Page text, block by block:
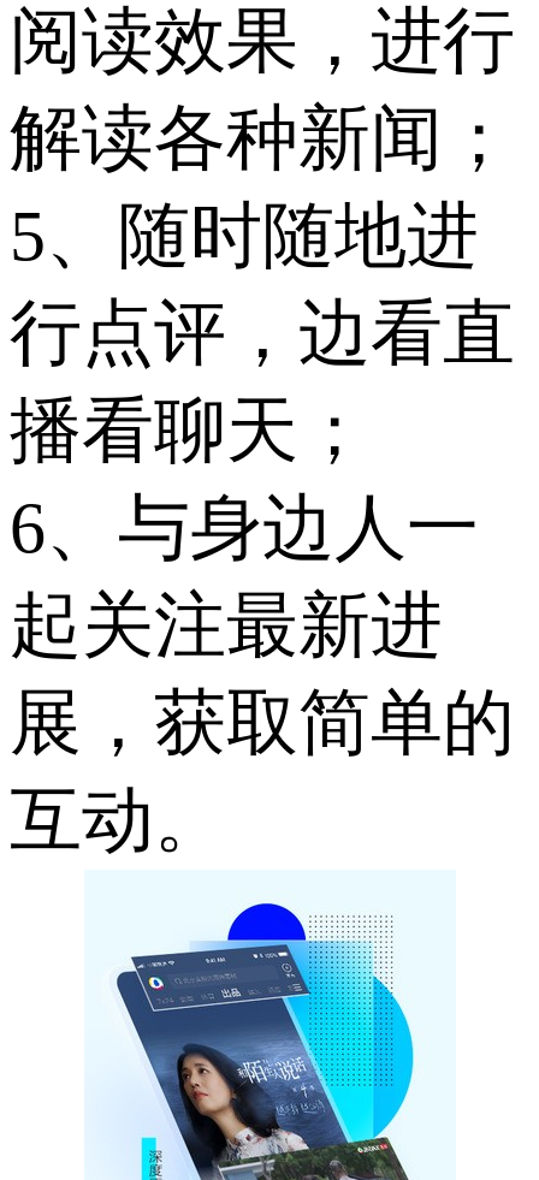
阅读效果，进行
解读各种新闻；
5、随时随地进
行点评，边看直
播看聊天；
6、与身边人一
起关注最新进
展，获取简单的
互动。